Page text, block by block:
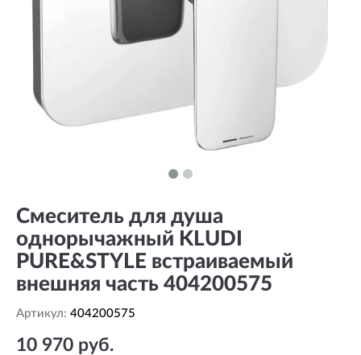
Смеситель для душа
однорычажный KLUDI
PURE&STYLE встраиваемый
внешняя часть 404200575
Артикул: 404200575
10 970 руб.